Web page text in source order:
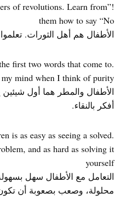
of revolutions. Learn from
them how to say “No
الأطفال هم أهل الثورات.
first two words that come to
my mind when I think of purity
الأطفال والمطر هما أول
أفكر بالنقاء.
is as easy as seeing a solved
and as hard as solving it
yourself
التعامل مع الأطفال سهل
محلولة، وصعب بصعوبة أن